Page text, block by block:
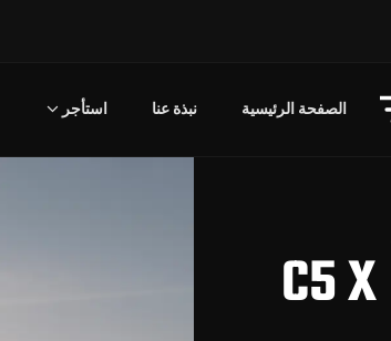
الصفحة الرئيسية نبذة عنا استأجر